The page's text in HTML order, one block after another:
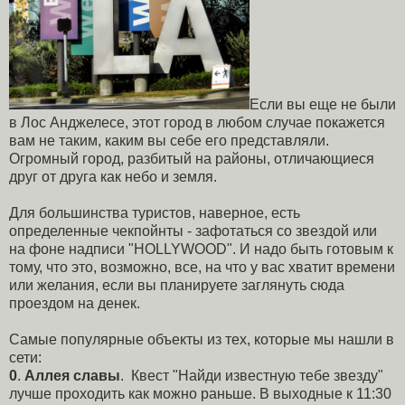
Если вы еще не были
в Лос Анджелесе, этот город в любом случае покажется
вам не таким, каким вы себе его представляли.
Огромный город, разбитый на районы, отличающиеся
друг от друга как небо и земля.
Для большинства туристов, наверное, есть
определенные чекпойнты - зафотаться со звездой или
на фоне надписи "HOLLYWOOD". И надо быть готовым к
тому, что это, возможно, все, на что у вас хватит времени
или желания, если вы планируете заглянуть сюда
проездом на денек.
Самые популярные объекты из тех, которые мы нашли в
сети:
0. Аллея славы. Квест "Найди известную тебе звезду"
лучше проходить как можно раньше. В выходные к 11:30